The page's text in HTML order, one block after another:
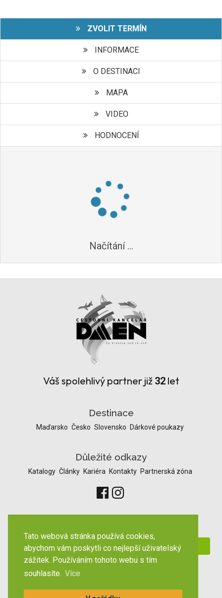
Tato webová stránka používá cookies,
abychom vám poskytli co nejlepší uživatelský
zážitek. Používáním tohoto webu s tím
souhlasíte. Více
ZVOLIT TERMÍN
INFORMACE
O DESTINACI
MAPA
VIDEO
HODNOCENÍ
Načítání ...
Váš spolehlivý partner již 32let
Destinace
Maďarsko Česko Slovensko Dárkové poukazy
Důležité odkazy
Katalogy Články Kariéra Kontakty Partnerská zóna